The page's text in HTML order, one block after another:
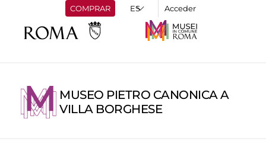
COMPRAR Acceder
MUSEO PIETRO CANONICA A
VILLA BORGHESE